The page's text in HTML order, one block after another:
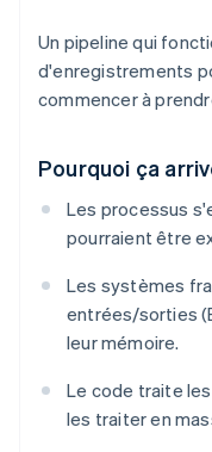
Un pipeline qui
d'enregistrements
commencer à
Pourquoi ça
Les processus
pourraient être
Les systèmes
entrées/sorties
leur mémoire.
Le code traite
les traiter en